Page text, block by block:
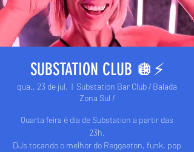
SUBSTATION CLUB 🪩⚡️
qua., 23 de jul.
  |
Substation Bar Club / Balada
Zona Sul /
Quarta feira é dia de Substation a partir das
23h.
DJs tocando o melhor do Reggaeton, funk, pop